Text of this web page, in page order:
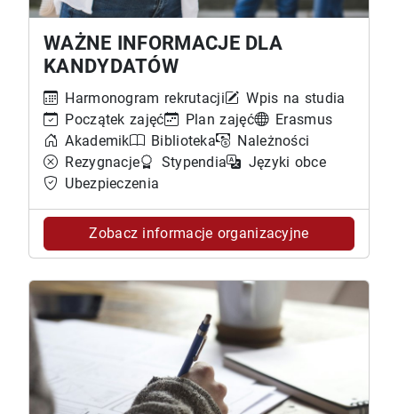
WAŻNE INFORMACJE DLA
KANDYDATÓW
Harmonogram rekrutacji
Wpis na studia
Początek zajęć
Plan zajęć
Erasmus
Akademik
Biblioteka
Należności
Rezygnacje
Stypendia
Języki obce
Ubezpieczenia
Zobacz informacje organizacyjne